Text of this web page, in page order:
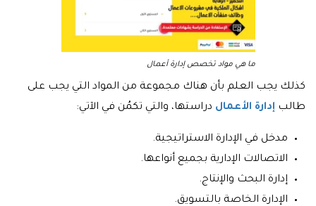
ما هي مواد تخصص إدارة أعمال
كذلك يجب العلم بأن هناك مجموعة من المواد التي يجب على
طالب إدارة الأعمال دراستها، والتي تكمُن في الآتي:
مدخل في الإدارة الاستراتيجية.
الاتصالات الإدارية بجميع أنواعها.
إدارة البحث والإنتاج.
الإدارة الخاصة بالتسويق.